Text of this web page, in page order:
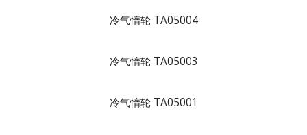
冷气惰轮 TA05004
冷气惰轮 TA05003
冷气惰轮 TA05001